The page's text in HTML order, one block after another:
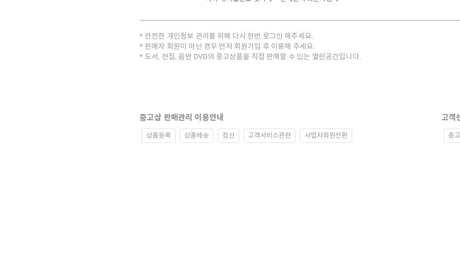
안전한 개인정보 관리를 위해 다시 한번 로그인 해주세요.
판매자 회원이 아닌 경우 먼저 회원가입 후 이용해 주세요.
도서, 전집, 음반 DVD의 중고상품을 직접 판매할 수 있는 열린공간입니다.
중고샵 판매관리 이용안내
상품등록 상품배송 정산 고객서비스관련 사업자회원전환
고객
중